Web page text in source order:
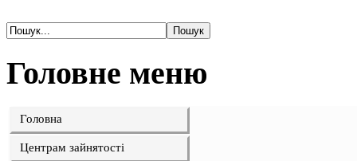
Головне меню
Головна
Центрам зайнятості